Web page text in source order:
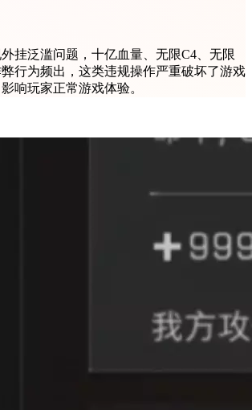
外挂泛滥问题，十亿血量、无限C4、无限
行为频出，这类违规操作严重破坏了游戏
响玩家正常游戏体验。